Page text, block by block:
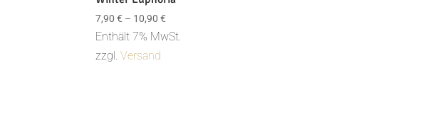
7,90€ – 10,90€
7,90 €
Enthält 7% MwSt.
zzgl.Versand